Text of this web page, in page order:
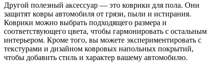
Другой полезный аксессуар — это коврики для пола. Они
защитят ковры автомобиля от грязи, пыли и истирания.
Коврики можно выбрать подходящего размера и
соответствующего цвета, чтобы гармонировать с остальным
интерьером. Кроме того, вы можете экспериментировать с
текстурами и дизайном ковровых напольных покрытий,
чтобы добавить стиль и характер вашему автомобилю.